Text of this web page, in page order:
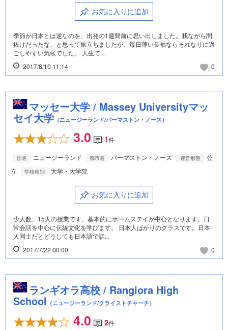
お気に入りに追加
季節が日本とは逆なのを、出発の1週間前に思い出しました。我ながら間
抜けだったな、と思って旅立ちましたが、毎日薄い長袖ならそれなりに過
ごしやすい気候でした。 人生で...
2017/8/10 11:14
0
マッセー大学 / Massey Universityマッ
セイ大学 （ニュージーランド/パーマストン・ノース）
3.0 1件
国名 ニュージーランド 都市名 パーマストン・ノース 運営形態
公
立
学校種別 大学・大学院
お気に入りに追加
少人数、15人の授業です。基本的にホームステイが中心となります。日
常会話を中心に伝統文化を学びます。 日本人ばかりのクラスです。日本
人同士だとどうしても日本語で話...
2017/7/22 00:00
0
ランギオラ高校 / Rangiora High
School （ニュージーランド/クライストチャーチ）
4.0 2件